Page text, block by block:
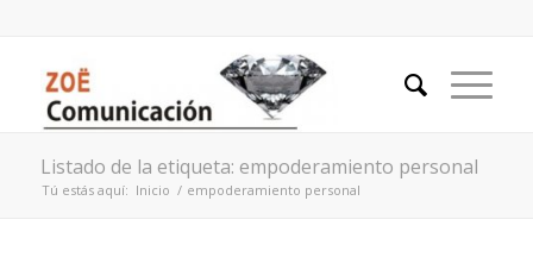
Listado de la etiqueta: empoderamiento personal
Tú estás aquí: Inicio / empoderamiento personal